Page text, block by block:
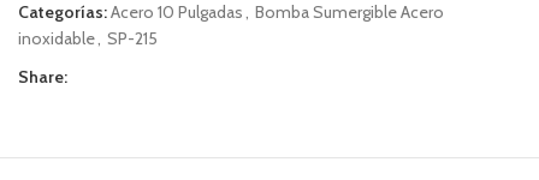
Categorías:Acero 10 Pulgadas, Bomba Sumergible Acero
inoxidable, SP-215
Share: